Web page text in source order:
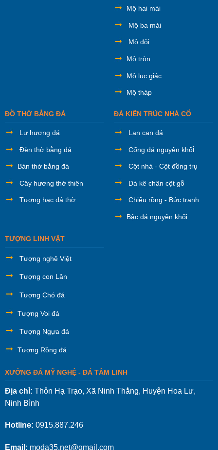
Mộ hai mái
Mộ ba mái
Mộ đôi
Mộ tròn
Mộ lục giác
Mộ tháp
ĐỒ THỜ BẰNG ĐÁ
Lư hương đá
Đèn thờ bằng đá
Bàn thờ bằng đá
Cây hương thờ thiên
Tượng hạc đá thờ
ĐÁ KIÊN TRÚC NHÀ CỔ
Lan can đá
Cổng đá nguyên khối
Cột nhà - Cột đồng trụ
Đá kê chân cột gỗ
Chiếu rồng - Bức tranh
Bậc đá nguyên khối
TƯỢNG LINH VẬT
Tượng nghê Việt
Tượng con Lân
Tượng Chó đá
Tượng Voi đá
Tượng Ngựa đá
Tượng Rồng đá
XƯỞNG ĐÁ MỸ NGHỆ - ĐÁ TÂM LINH
Địa chỉ: Thôn Hạ Trạo, Xã Ninh Thắng, Huyện Hoa Lư,
Ninh Bình
Hotline: 0915.887.246
Email: moda35.net@gmail.com